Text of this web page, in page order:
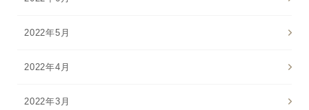
2022年5月
2022年4月
2022年3月